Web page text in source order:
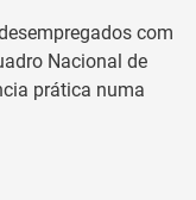
com
Nacional de
prática numa